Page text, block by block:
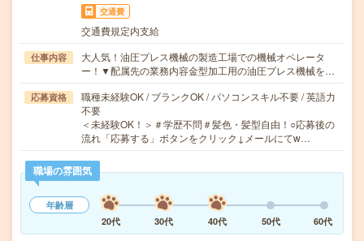
交通費
交通費規定内支給
仕事内容
大人気！油圧プレス機械の製造工場での機械オペレータ
ー！▼配属先の業務内容金型加工用の油圧プレス機械を…
応募資格
職種未経験OK / ブランクOK / パソコンスキル不要 / 英語力
不要
＜未経験OK！＞＃学歴不問＃髪色・髪型自由！○応募後の
流れ「応募する」ボタンをクリック↓メールにてw…
職場の雰囲気
年齢層
20代
30代 40代 50代 60代